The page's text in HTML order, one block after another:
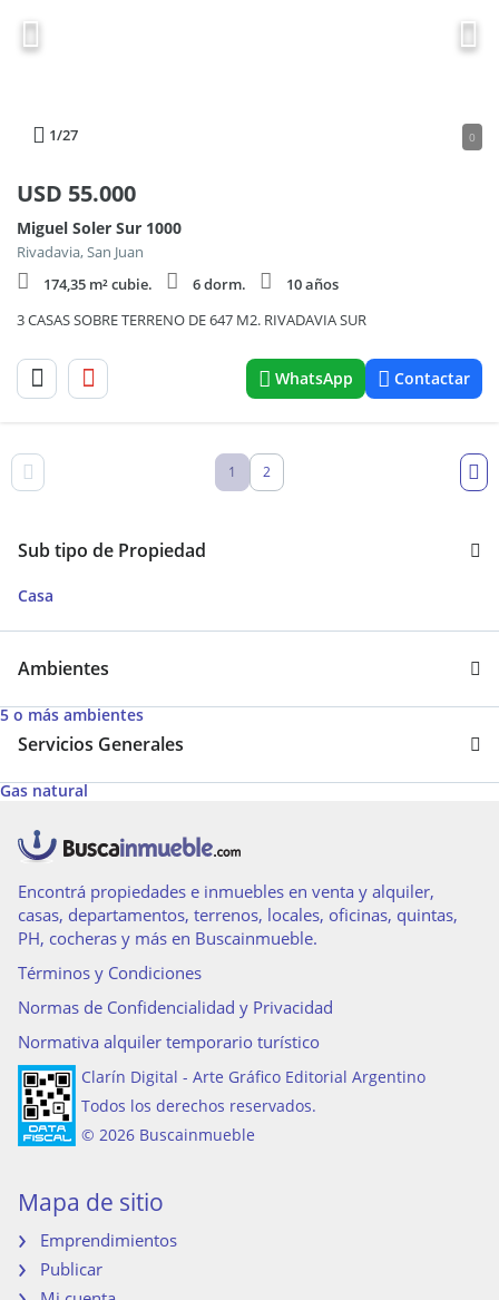
1/27 0
USD 55.000
Miguel Soler Sur 1000
Rivadavia, San Juan
174,35 m² cubie.
6 dorm.
10 años
3 CASAS SOBRE TERRENO DE 647 M2. RIVADAVIA SUR
WhatsApp Contactar
1 2
Sub tipo de Propiedad
Casa
Ambientes
5 o más ambientes
Servicios Generales
Gas natural
Encontrá propiedades e inmuebles en venta y alquiler,
casas, departamentos, terrenos, locales, oficinas, quintas,
PH, cocheras y más en Buscainmueble.
Términos y Condiciones
Normas de Confidencialidad y Privacidad
Normativa alquiler temporario turístico
Clarín Digital - Arte Gráfico Editorial Argentino
Todos los derechos reservados.
© 2026 Buscainmueble
Mapa de sitio
Emprendimientos
Publicar